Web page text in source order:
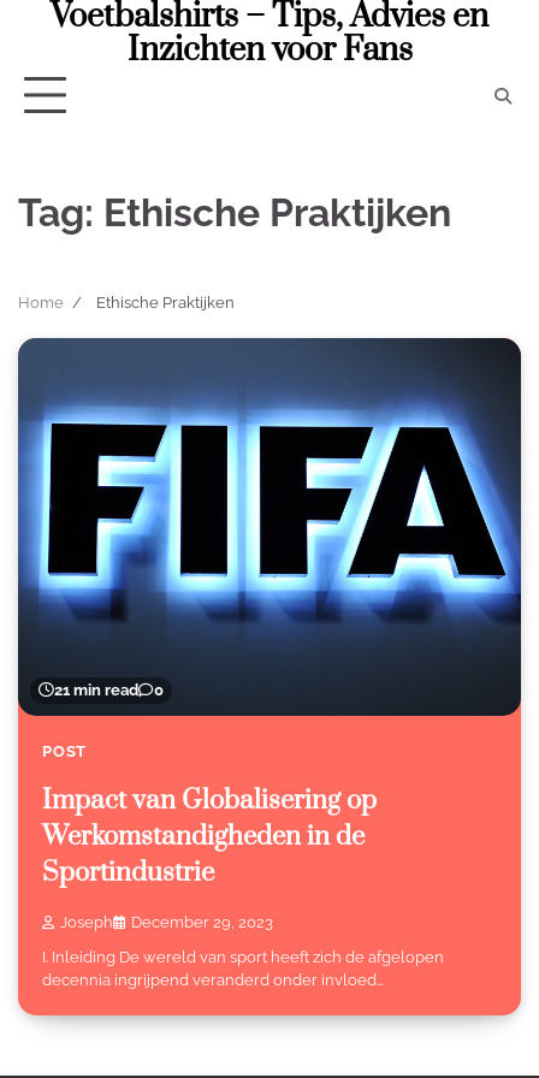
Voetbalshirts – Tips, Advies en
Inzichten voor Fans
Tag: Ethische Praktijken
Home Ethische Praktijken
21 min read 0
POST
Impact van Globalisering op
Werkomstandigheden in de
Sportindustrie
Joseph
December 29, 2023
I. Inleiding De wereld van sport heeft zich de afgelopen
decennia ingrijpend veranderd onder invloed…